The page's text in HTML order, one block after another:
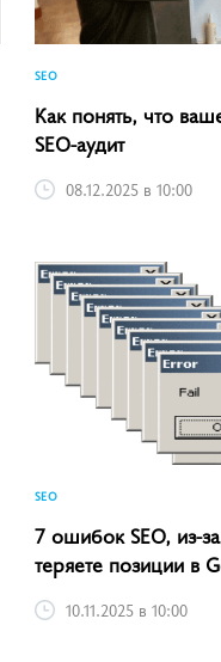
SEO
Как понять, что
SEO-аудит
08.12.2025 в 10:00
SEO
7 ошибок SEO, из-
теряете позиции в
10.11.2025 в 10:00